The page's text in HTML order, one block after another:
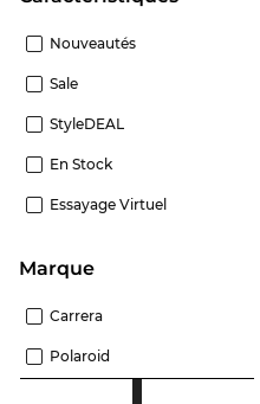
Nouveautés
Sale
StyleDEAL
En Stock
Essayage Virtuel
Marque
Carrera
Polaroid